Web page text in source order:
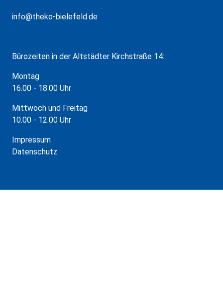
info@theko-bielefeld.de
Bürozeiten in der Altstädter Kirchstraße 14:
Montag
16.00 - 18.00 Uhr
Mittwoch und Freitag
10.00 - 12.00 Uhr
Impressum
Datenschutz